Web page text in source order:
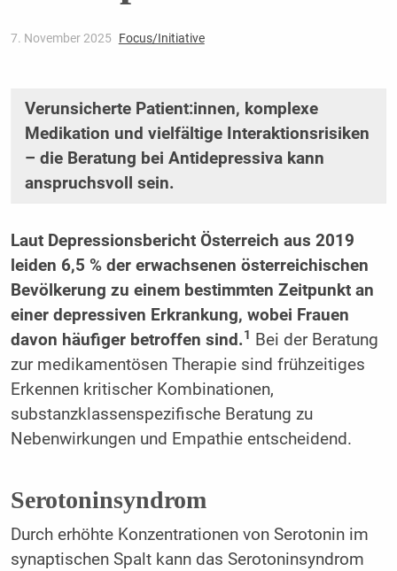
7. November 2025 Focus/Initiative
Verunsicherte Patient:innen, komplexe
Medikation und vielfältige Interaktionsrisiken
– die Beratung bei Antidepressiva kann
anspruchsvoll sein.
Laut Depressionsbericht Österreich aus 2019
leiden 6,5 % der erwachsenen österreichischen
Bevölkerung zu einem bestimmten Zeitpunkt an
einer depressiven Erkrankung, wobei Frauen
davon häufiger betroffen sind.1
Bei der Beratung
zur medikamentösen Therapie sind frühzeitiges
Erkennen kritischer Kombinationen,
substanzklassenspezifische Beratung zu
Nebenwirkungen und Empathie entscheidend.
Serotoninsyndrom
Durch erhöhte Konzentrationen von Serotonin im
synaptischen Spalt kann das Serotoninsyndrom